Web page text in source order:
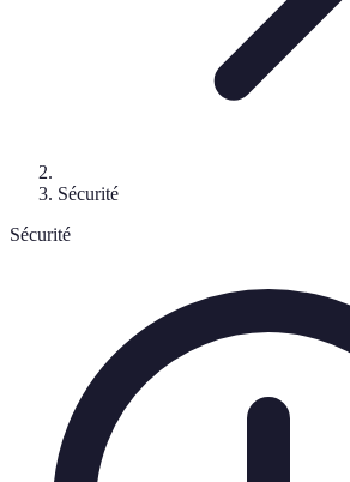
Sécurité
Sécurité